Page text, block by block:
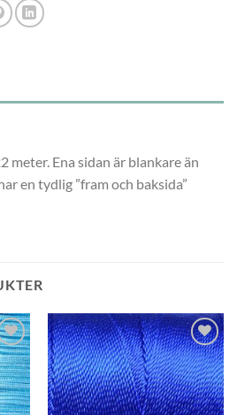
meter. Ena sidan är blankare än
en tydlig ”fram och baksida”
Lägg
till i
önskelistan